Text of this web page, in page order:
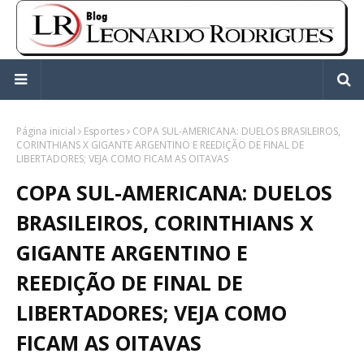
Página inicial Esportes
COPA SUL-AMERICANA: DUELOS BRASILEIROS,
CORINTHIANS X GIGANTE ARGENTINO E REEDIÇÃO DE FINAL DE
LIBERTADORES; VEJA COMO FICAM AS OITAVAS
COPA SUL-AMERICANA: DUELOS
BRASILEIROS, CORINTHIANS X
GIGANTE ARGENTINO E
REEDIÇÃO DE FINAL DE
LIBERTADORES; VEJA COMO
FICAM AS OITAVAS